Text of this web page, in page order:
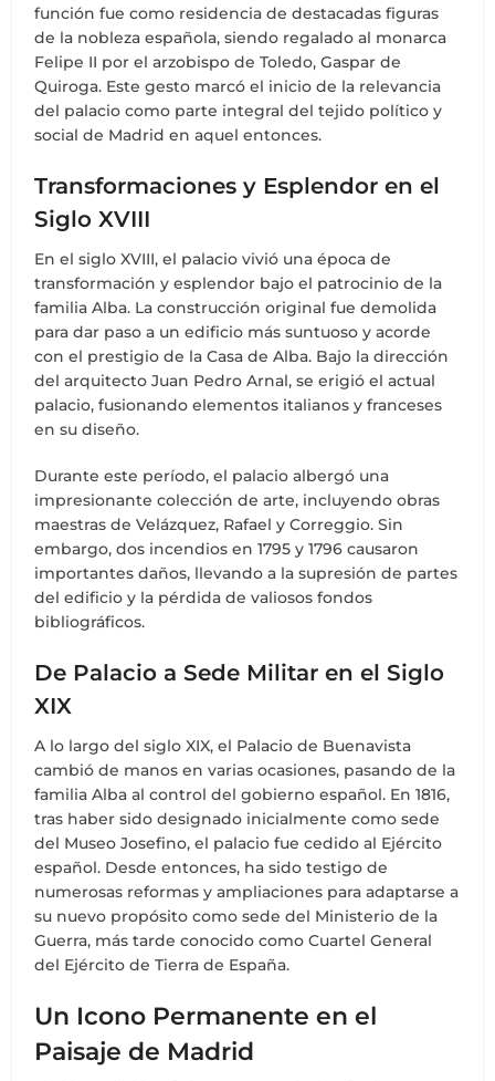
función fue como residencia de destacadas figuras
de la nobleza española, siendo regalado al monarca
Felipe II por el arzobispo de Toledo, Gaspar de
Quiroga. Este gesto marcó el inicio de la relevancia
del palacio como parte integral del tejido político y
social de Madrid en aquel entonces.
Transformaciones y Esplendor en el
Siglo XVIII
En el siglo XVIII, el palacio vivió una época de
transformación y esplendor bajo el patrocinio de la
familia Alba. La construcción original fue demolida
para dar paso a un edificio más suntuoso y acorde
con el prestigio de la Casa de Alba. Bajo la dirección
del arquitecto Juan Pedro Arnal, se erigió el actual
palacio, fusionando elementos italianos y franceses
en su diseño.
Durante este período, el palacio albergó una
impresionante colección de arte, incluyendo obras
maestras de Velázquez, Rafael y Correggio. Sin
embargo, dos incendios en 1795 y 1796 causaron
importantes daños, llevando a la supresión de partes
del edificio y la pérdida de valiosos fondos
bibliográficos.
De Palacio a Sede Militar en el Siglo
XIX
A lo largo del siglo XIX, el Palacio de Buenavista
cambió de manos en varias ocasiones, pasando de la
familia Alba al control del gobierno español. En 1816,
tras haber sido designado inicialmente como sede
del Museo Josefino, el palacio fue cedido al Ejército
español. Desde entonces, ha sido testigo de
numerosas reformas y ampliaciones para adaptarse a
su nuevo propósito como sede del Ministerio de la
Guerra, más tarde conocido como Cuartel General
del Ejército de Tierra de España.
Un Icono Permanente en el
Paisaje de Madrid